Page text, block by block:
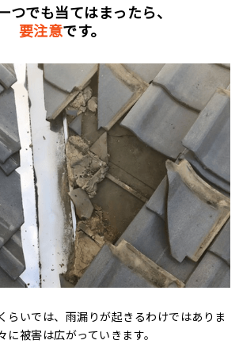
つでも当てはまったら、
要注意です。
らいでは、雨漏りが起きるわけではありま
被害は広がっていきます。